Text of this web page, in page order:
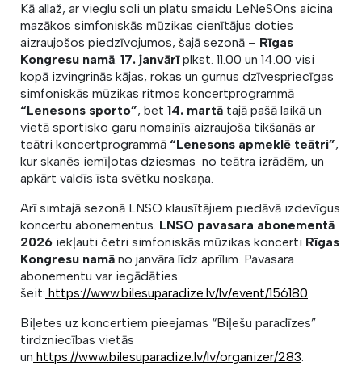
Kā allaž, ar vieglu soli un platu smaidu LeNeSOns aicina
mazākos simfoniskās mūzikas cienītājus doties
aizraujošos piedzīvojumos, šajā sezonā – Rīgas
Kongresu namā. 17. janvārīplkst. 11.00 un 14.00 visi
kopā izvingrinās kājas, rokas un gurnus dzīvespriecīgas
simfoniskās mūzikas ritmos koncertprogrammā
“Lenesons sporto”, bet 14. martā tajā pašā laikā un
vietā sportisko garu nomainīs aizraujoša tikšanās ar
teātri koncertprogrammā “Lenesons apmeklē teātri”,
kur skanēs iemīļotas dziesmas no teātra izrādēm, un
apkārt valdīs īsta svētku noskaņa.
Arī simtajā sezonā LNSO klausītājiem piedāvā izdevīgus
koncertu abonementus. LNSO pavasara abonementā
2026 iekļauti četri simfoniskās mūzikas koncerti Rīgas
Kongresu namā no janvāra līdz aprīlim. Pavasara
abonementu var iegādāties
šeit: https://www.bilesuparadize.lv/lv/event/156180
Biļetes uz koncertiem pieejamas “Biļešu paradīzes”
tirdzniecības vietās
un https://www.bilesuparadize.lv/lv/organizer/283.